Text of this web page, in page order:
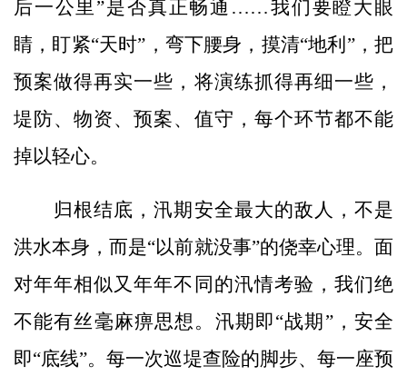
后一公里”是否真正畅通……我们要瞪大眼
睛，盯紧“天时”，弯下腰身，摸清“地利”，把
预案做得再实一些，将演练抓得再细一些，
堤防、物资、预案、值守，每个环节都不能
掉以轻心。
归根结底，汛期安全最大的敌人，不是
洪水本身，而是“以前就没事”的侥幸心理。面
对年年相似又年年不同的汛情考验，我们绝
不能有丝毫麻痹思想。汛期即“战期”，安全
即“底线”。每一次巡堤查险的脚步、每一座预